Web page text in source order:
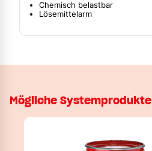
Chemisch belastbar
Lösemittelarm
Mögliche Systemprodukte